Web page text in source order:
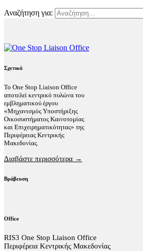
Αναζήτηση για:
Σχετικά
Το One Stop Liaison Office
αποτελεί κεντρικό πυλώνα του
εμβληματικού έργου
«Μηχανισμός Υποστήριξης
Οικοσυστήματος Καινοτομίας
και Επιχειρηματικότητας» της
Περιφέρειας Κεντρικής
Μακεδονίας.
Διαβάστε περισσότερα →
Βράβευση
Office
RIS3 One Stop Liaison Office
Περιφέρεια Κεντρικής Μακεδονίας